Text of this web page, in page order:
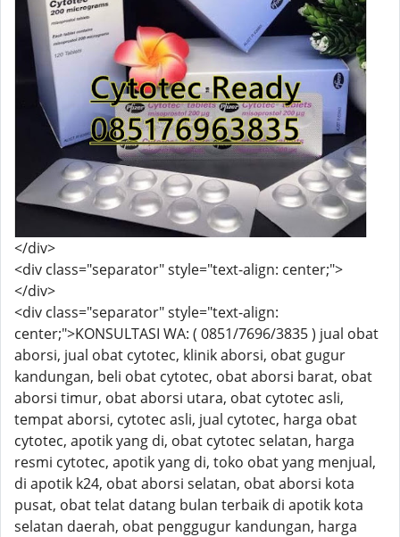
</div>
<div class="separator" style="text-align: center;">
</div>
<div class="separator" style="text-align:
center;">KONSULTASI WA: ( 0851/7696/3835 ) jual obat
aborsi, jual obat cytotec, klinik aborsi, obat gugur
kandungan, beli obat cytotec, obat aborsi barat, obat
aborsi timur, obat aborsi utara, obat cytotec asli,
tempat aborsi, cytotec asli, jual cytotec, harga obat
cytotec, apotik yang di, obat cytotec selatan, harga
resmi cytotec, apotik yang di, toko obat yang menjual,
di apotik k24, obat aborsi selatan, obat aborsi kota
pusat, obat telat datang bulan terbaik di apotik kota
selatan daerah, obat penggugur kandungan, harga